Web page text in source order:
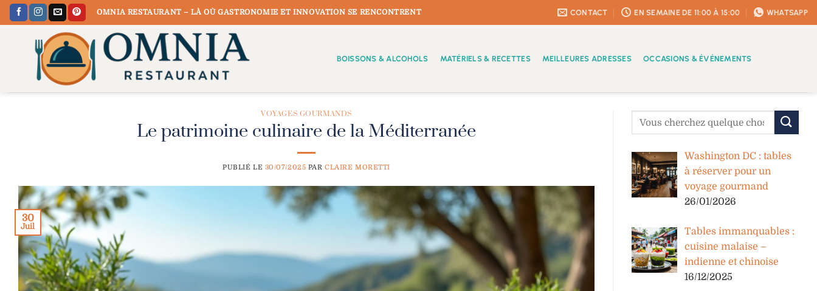
Passer
au
contenu
OMNIA RESTAURANT – LÀ OÙ GASTRONOMIE ET INNOVATION SE RENCONTRENT CONTACT EN SEMAINE DE 11:00 À 15:00 WHATSAPP
BOISSONS & ALCOHOLS MATÉRIELS & RECETTES MEILLEURES ADRESSES OCCASIONS & ÉVÉNEMENTS
VOYAGES GOURMANDS
Le patrimoine culinaire de la Méditerranée
PUBLIÉ LE 30/07/2025 PARCLAIRE MORETTI
30
Juil
Washington DC : tables
à réserver pour un
voyage gourmand
26/01/2026
Tables immanquables :
cuisine malaise –
indienne et chinoise
16/12/2025